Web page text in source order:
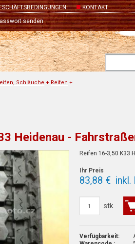
KONTAKT
senden
Schläuche + Reifen +
Heidenau -
Reifen 16-3,50 K33
Ihr Preis
83,88 € inkl.
stk.
Verfügbarkeit: